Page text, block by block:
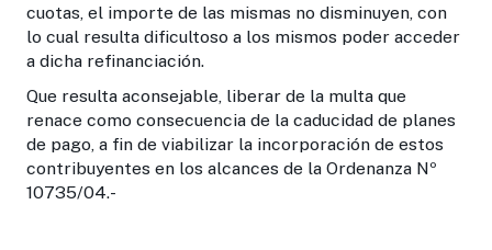
cuotas, el importe de las mismas no disminuyen, con
lo cual resulta dificultoso a los mismos poder acceder
a dicha refinanciación.
Que resulta aconsejable, liberar de la multa que
renace como consecuencia de la caducidad de planes
de pago, a fin de viabilizar la incorporación de estos
contribuyentes en los alcances de la Ordenanza Nº
10735/04.-